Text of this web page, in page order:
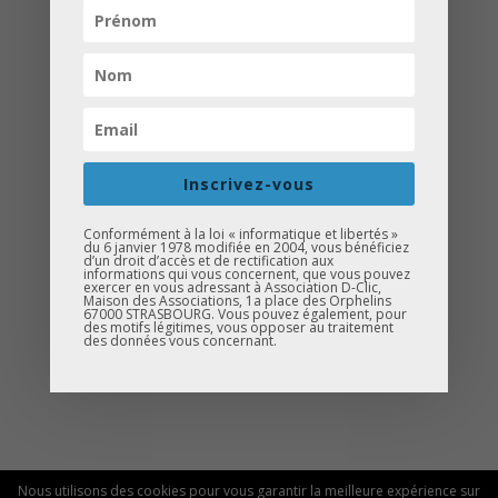
soutien de la Fondation Vinci pour la Cité
avec les 12 autres associations qui ont
de la Fondation. Toutes ont été réunies
à la mairie de Schiltigheim le mardi 03
février 2015.
Télécharger l'article
Inscrivez-vous
Conformément à la loi « informatique et libertés »
du 6 janvier 1978 modifiée en 2004, vous bénéficiez
d’un droit d’accès et de rectification aux
informations qui vous concernent, que vous pouvez
exercer en vous adressant à Association D-Clic,
Maison des Associations, 1a place des Orphelins
67000 STRASBOURG. Vous pouvez également, pour
des motifs légitimes, vous opposer au traitement
des données vous concernant.
Nous utilisons des cookies pour vous garantir la meilleure expérience sur